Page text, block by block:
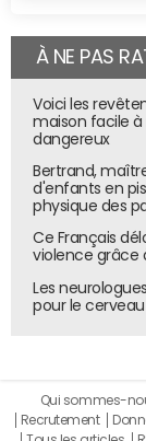
À NE PAS
Voici les
maison facile
dangereux
Bertrand,
d'enfants en
physique des
Ce Français
violence grâce
Les
pour le
Qui sommes-
Recrutement